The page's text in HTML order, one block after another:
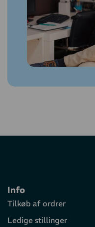
Info
Tilkøb af ordrer
Ledige stillinger